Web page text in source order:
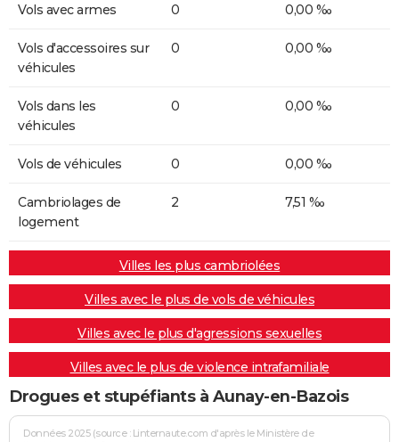
Vols avec armes 0 0,00 ‰
Vols d'accessoires sur
véhicules
0 0,00 ‰
Vols dans les
véhicules
0 0,00 ‰
Vols de véhicules 0 0,00 ‰
Cambriolages de
logement
2 7,51 ‰
Villes les plus cambriolées
Villes avec le plus de vols de véhicules
Villes avec le plus d'agressions sexuelles
Villes avec le plus de violence intrafamiliale
Drogues et stupéfiants à Aunay-en-Bazois
Données 2025 (source : Linternaute.com d'après le Ministère de